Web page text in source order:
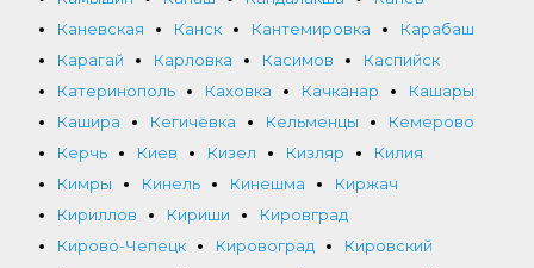
Каневская
Канск Кантемировка
Карабаш
Карагай
Карловка Касимов
Каспийск
Катеринополь
Каховка Качканар
Кашары
Кашира
Кегичёвка Кельменцы
Кемерово
Керчь
Киев Кизел Кизляр
Килия
Кимры
Кинель Кинешма
Киржач
Кириллов
Кириши
Кировград
Кирово-Чепецк
Кировоград
Кировский